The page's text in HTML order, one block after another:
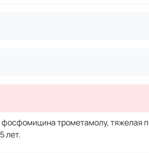
трометамолу, тяжелая
лет.